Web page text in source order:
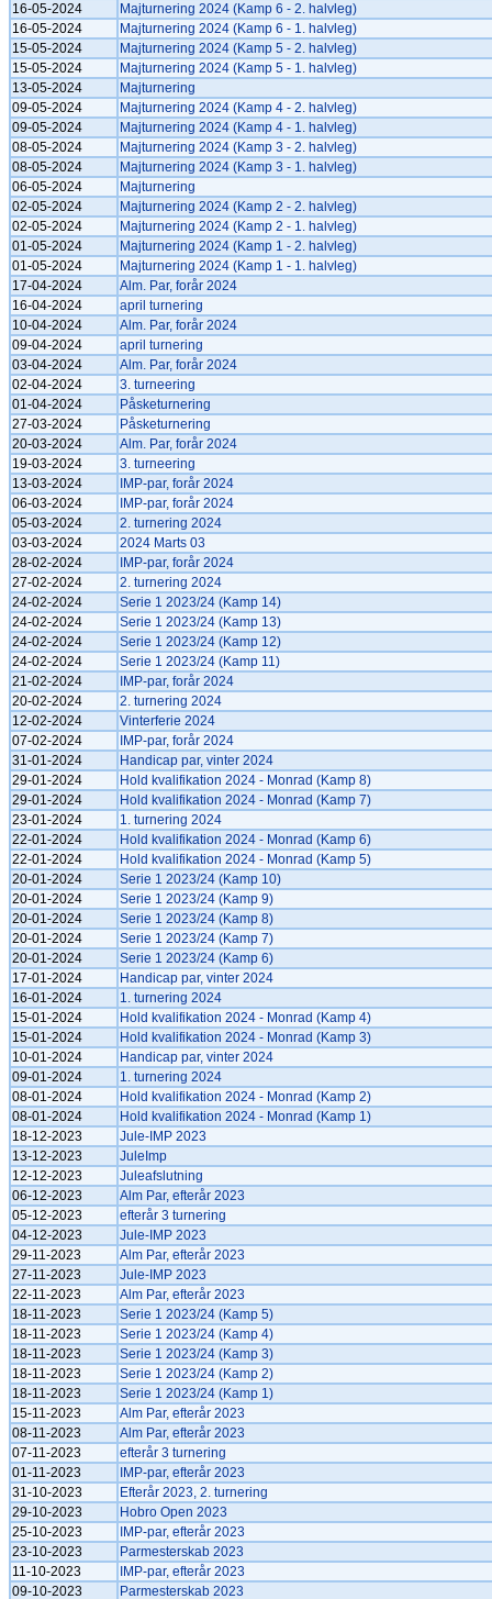
16-05-2024
Majturnering 2024 (Kamp 6 - 2. halvleg)
16-05-2024
Majturnering 2024 (Kamp 6 - 1. halvleg)
15-05-2024
Majturnering 2024 (Kamp 5 - 2. halvleg)
15-05-2024
Majturnering 2024 (Kamp 5 - 1. halvleg)
13-05-2024
Majturnering
09-05-2024
Majturnering 2024 (Kamp 4 - 2. halvleg)
09-05-2024
Majturnering 2024 (Kamp 4 - 1. halvleg)
08-05-2024
Majturnering 2024 (Kamp 3 - 2. halvleg)
08-05-2024
Majturnering 2024 (Kamp 3 - 1. halvleg)
06-05-2024
Majturnering
02-05-2024
Majturnering 2024 (Kamp 2 - 2. halvleg)
02-05-2024
Majturnering 2024 (Kamp 2 - 1. halvleg)
01-05-2024
Majturnering 2024 (Kamp 1 - 2. halvleg)
01-05-2024
Majturnering 2024 (Kamp 1 - 1. halvleg)
17-04-2024
Alm. Par, forår 2024
16-04-2024
april turnering
10-04-2024
Alm. Par, forår 2024
09-04-2024
april turnering
03-04-2024
Alm. Par, forår 2024
02-04-2024
3. turneering
01-04-2024
Påsketurnering
27-03-2024
Påsketurnering
20-03-2024
Alm. Par, forår 2024
19-03-2024
3. turneering
13-03-2024
IMP-par, forår 2024
06-03-2024
IMP-par, forår 2024
05-03-2024
2. turnering 2024
03-03-2024
2024 Marts 03
28-02-2024
IMP-par, forår 2024
27-02-2024
2. turnering 2024
24-02-2024
Serie 1 2023/24 (Kamp 14)
24-02-2024
Serie 1 2023/24 (Kamp 13)
24-02-2024
Serie 1 2023/24 (Kamp 12)
24-02-2024
Serie 1 2023/24 (Kamp 11)
21-02-2024
IMP-par, forår 2024
20-02-2024
2. turnering 2024
12-02-2024
Vinterferie 2024
07-02-2024
IMP-par, forår 2024
31-01-2024
Handicap par, vinter 2024
29-01-2024
Hold kvalifikation 2024 - Monrad (Kamp 8)
29-01-2024
Hold kvalifikation 2024 - Monrad (Kamp 7)
23-01-2024
1. turnering 2024
22-01-2024
Hold kvalifikation 2024 - Monrad (Kamp 6)
22-01-2024
Hold kvalifikation 2024 - Monrad (Kamp 5)
20-01-2024
Serie 1 2023/24 (Kamp 10)
20-01-2024
Serie 1 2023/24 (Kamp 9)
20-01-2024
Serie 1 2023/24 (Kamp 8)
20-01-2024
Serie 1 2023/24 (Kamp 7)
20-01-2024
Serie 1 2023/24 (Kamp 6)
17-01-2024
Handicap par, vinter 2024
16-01-2024
1. turnering 2024
15-01-2024
Hold kvalifikation 2024 - Monrad (Kamp 4)
15-01-2024
Hold kvalifikation 2024 - Monrad (Kamp 3)
10-01-2024
Handicap par, vinter 2024
09-01-2024
1. turnering 2024
08-01-2024
Hold kvalifikation 2024 - Monrad (Kamp 2)
08-01-2024
Hold kvalifikation 2024 - Monrad (Kamp 1)
18-12-2023
Jule-IMP 2023
13-12-2023
JuleImp
12-12-2023
Juleafslutning
06-12-2023
Alm Par, efterår 2023
05-12-2023
efterår 3 turnering
04-12-2023
Jule-IMP 2023
29-11-2023
Alm Par, efterår 2023
27-11-2023
Jule-IMP 2023
22-11-2023
Alm Par, efterår 2023
18-11-2023
Serie 1 2023/24 (Kamp 5)
18-11-2023
Serie 1 2023/24 (Kamp 4)
18-11-2023
Serie 1 2023/24 (Kamp 3)
18-11-2023
Serie 1 2023/24 (Kamp 2)
18-11-2023
Serie 1 2023/24 (Kamp 1)
15-11-2023
Alm Par, efterår 2023
08-11-2023
Alm Par, efterår 2023
07-11-2023
efterår 3 turnering
01-11-2023
IMP-par, efterår 2023
31-10-2023
Efterår 2023, 2. turnering
29-10-2023
Hobro Open 2023
25-10-2023
IMP-par, efterår 2023
23-10-2023
Parmesterskab 2023
11-10-2023
IMP-par, efterår 2023
09-10-2023
Parmesterskab 2023